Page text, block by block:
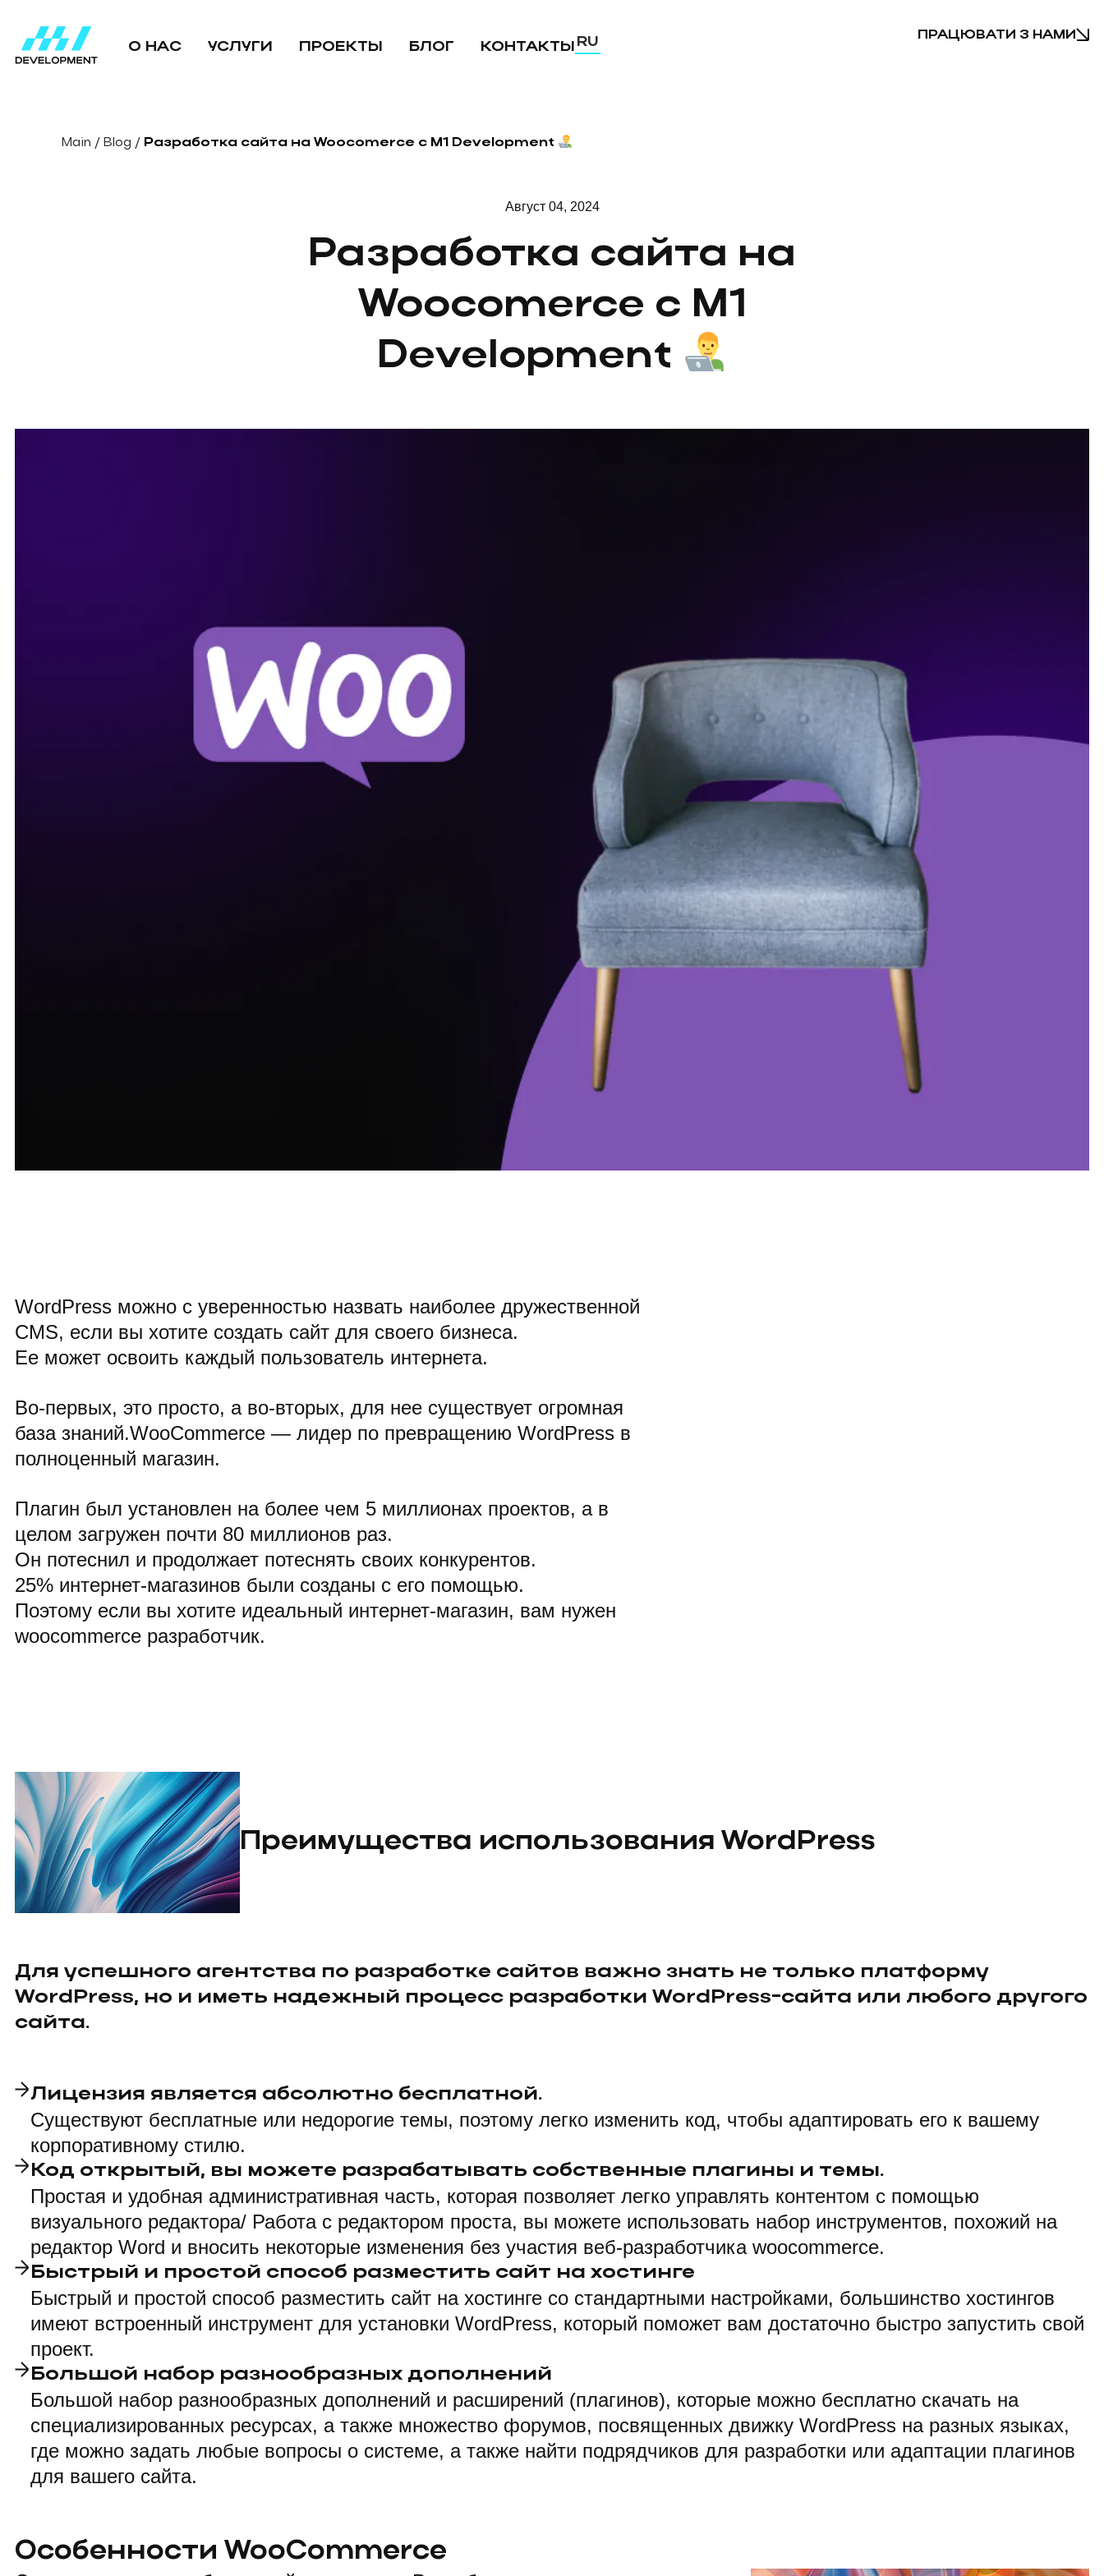
О НАС УСЛУГИ ПРОЕКТЫ БЛОГ КОНТАКТЫ RU ПРАЦЮВАТИ З НАМИ
Main / Blog / Разработка сайта на Woocomerce с M1 Development
Август 04, 2024
Разработка сайта на
Woocomerce с M1
Development
WordPress можно с уверенностью назвать наиболее дружественной
CMS, если вы хотите создать сайт для своего бизнеса.
Ее может освоить каждый пользователь интернета.
Во-первых, это просто, а во-вторых, для нее существует огромная
база знаний.WooCommerce — лидер по превращению WordPress в
полноценный магазин.
Плагин был установлен на более чем 5 миллионах проектов, а в
целом загружен почти 80 миллионов раз.
Он потеснил и продолжает потеснять своих конкурентов.
25% интернет-магазинов были созданы с его помощью.
Поэтому если вы хотите идеальный интернет-магазин, вам нужен
woocommerce разработчик.
Преимущества использования WordPress
Для успешного агентства по разработке сайтов важно знать не только платформу
WordPress, но и иметь надежный процесс разработки WordPress-сайта или любого другого
сайта.
Лицензия является абсолютно бесплатной.
Существуют бесплатные или недорогие темы, поэтому легко изменить код, чтобы адаптировать его к вашему
корпоративному стилю.
Код открытый, вы можете разрабатывать собственные плагины и темы.
Простая и удобная административная часть, которая позволяет легко управлять контентом с помощью
визуального редактора/ Работа с редактором проста, вы можете использовать набор инструментов, похожий на
редактор Word и вносить некоторые изменения без участия веб-разработчика woocommerce.
Быстрый и простой способ разместить сайт на хостинге
Быстрый и простой способ разместить сайт на хостинге со стандартными настройками, большинство хостингов
имеют встроенный инструмент для установки WordPress, который поможет вам достаточно быстро запустить свой
проект.
Большой набор разнообразных дополнений
Большой набор разнообразных дополнений и расширений (плагинов), которые можно бесплатно скачать на
специализированных ресурсах, а также множество форумов, посвященных движку WordPress на разных языках,
где можно задать любые вопросы о системе, а также найти подрядчиков для разработки или адаптации плагинов
для вашего сайта.
Особенности WooCommerce